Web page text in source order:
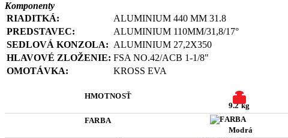
Komponenty
RIADITKÁ:
ALUMINIUM 440 MM 31.8
PREDSTAVEC:
ALUMINIUM 110MM/31,8/17°
SEDLOVÁ KONZOLA: ALUMINIUM 27,2X350
HLAVOVÉ ZLOŽENIE: FSA NO.42/ACB 1-1/8"
OMOTÁVKA:
KROSS EVA
HMOTNOSŤ
9.2 kg
FARBA
Modrá